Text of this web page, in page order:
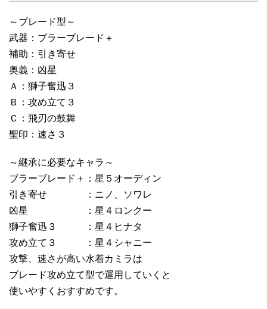
～ブレード型～
武器：ブラーブレード＋
補助：引き寄せ
奥義：凶星
Ａ：獅子奮迅３
Ｂ：攻め立て３
Ｃ：飛刃の鼓舞
聖印：速さ３
～継承に必要なキャラ～
ブラーブレード＋：星５オーディン
引き寄せ ：ニノ、ソワレ
凶星 ：星４ロンクー
獅子奮迅３ ：星４ヒナタ
攻め立て３ ：星４シャニー
攻撃、速さが高い水着カミラは
ブレード攻め立て型で運用していくと
使いやすくおすすめです。